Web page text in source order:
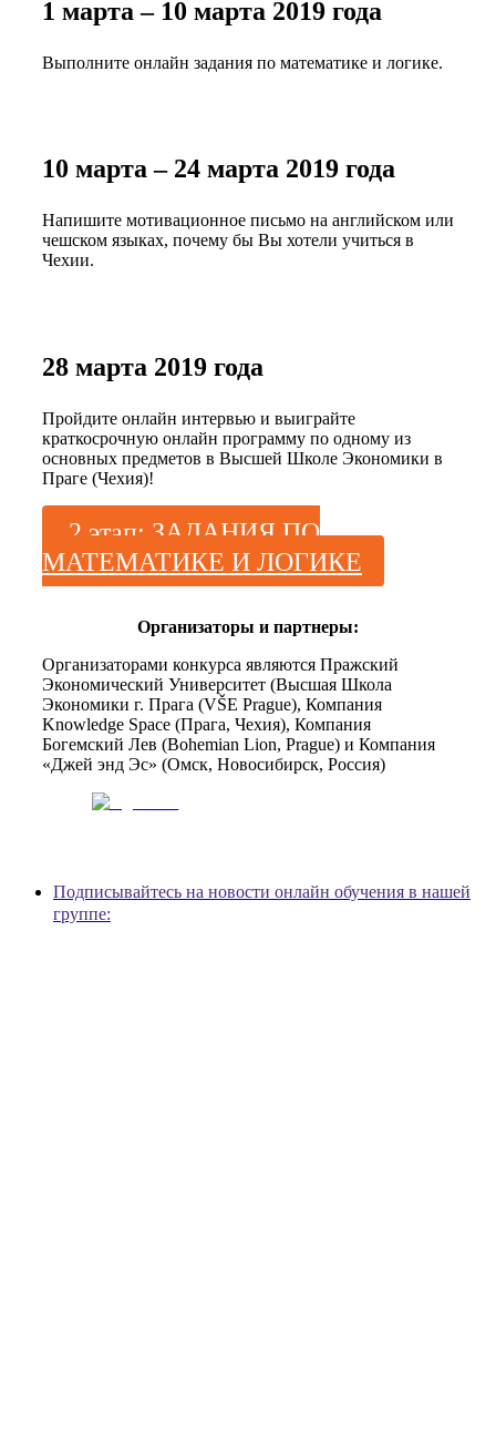
1 марта – 10 марта 2019 года
Выполните онлайн задания по математике и логике.
10 марта – 24 марта 2019 года
Напишите мотивационное письмо на английском или
чешском языках, почему бы Вы хотели учиться в
Чехии.
28 марта 2019 года
Пройдите онлайн интервью и выиграйте
краткосрочную онлайн программу по одному из
основных предметов в Высшей Школе Экономики в
Праге (Чехия)!
2 этап: ЗАДАНИЯ ПО
МАТЕМАТИКЕ И ЛОГИКЕ
Организаторы и партнеры:
Организаторами конкурса являются Пражский
Экономический Университет (Высшая Школа
Экономики г. Прага (VŠE Prague), Компания
Knowledge Space (Прага, Чехия), Компания
Богемский Лев (Bohemian Lion, Prague) и Компания
«Джей энд Эс» (Омск, Новосибирск, Россия)
Подписывайтесь на новости онлайн обучения в нашей
группе: